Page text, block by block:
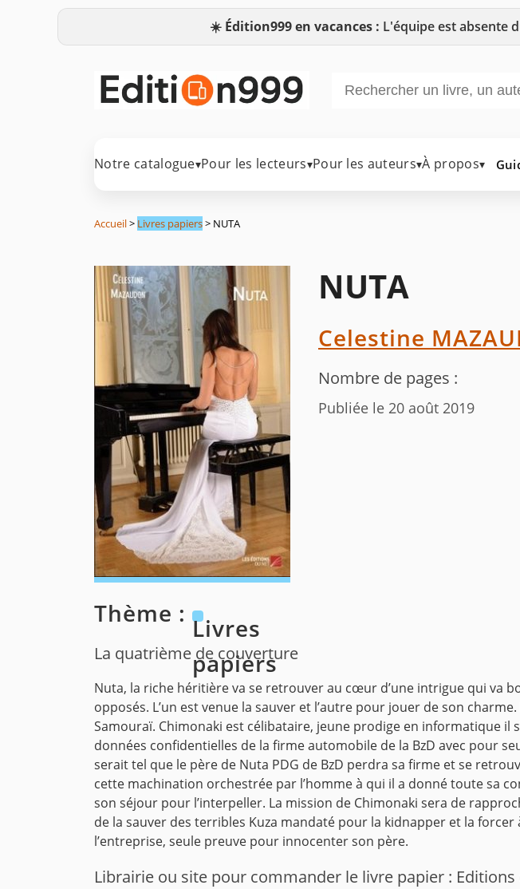
☀️ Édition999 en vacances : L'équipe est absente
Notre catalogue▾Pour les lecteurs▾Pour les auteurs▾À propos▾
Accueil> Livres papiers> NUTA
NUTA
Celestine
Nombre de pages :
Publiée le 20 août 2019
Thème : Livres
papiers
La quatrième de couverture
Nuta, la riche héritière va se retrouver au cœur d’une intrigue qui va
opposés. L’un est venue la sauver et l’autre pour jouer de son
Samouraï. Chimonaki est célibataire, jeune prodige en informatique il
données confidentielles de la firme automobile de la BzD avec pour
serait tel que le père de Nuta PDG de BzD perdra sa firme et se
cette machination orchestrée par l’homme à qui il a donné toute sa
son séjour pour l’interpeller. La mission de Chimonaki sera de
de la sauver des terribles Kuza mandaté pour la kidnapper et la
l’entreprise, seule preuve pour innocenter son père.
Librairie ou site pour commander le livre papier :